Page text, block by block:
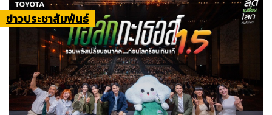
ข่าวประชาสัมพันธ์